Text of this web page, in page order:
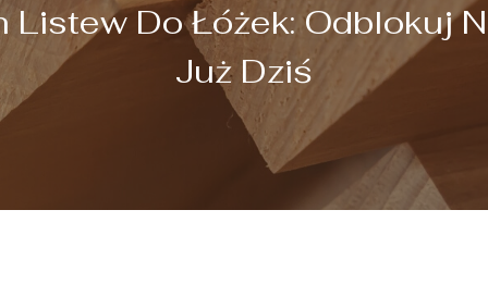
Listew Do Łóżek: Odblokuj
Już Dziś